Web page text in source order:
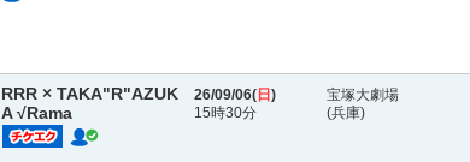
RRR × TAKA"R"AZUK
A √Rama
26/09/06( 日 )
15時30分
宝塚大劇場
(兵庫)